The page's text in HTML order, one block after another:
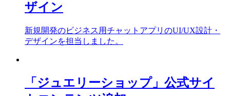
ザイン
新規開発のビジネス用チャットアプリのUI/UX設計・
デザインを担当しました。
「ジュエリーショップ」公式サイ